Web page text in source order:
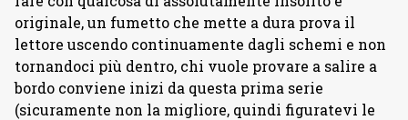
originale, un fumetto che mette a dura prova il
lettore uscendo continuamente dagli schemi e non
tornandoci più dentro, chi vuole provare a salire a
bordo conviene inizi da questa prima serie
(sicuramente non la migliore, quindi figuratevi le